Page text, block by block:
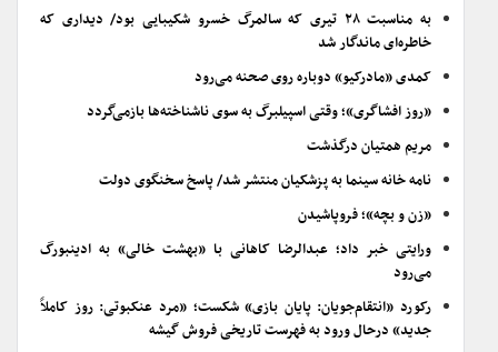
به مناسبت ۲۸ تیری که سالمرگ خسرو شکیبایی بود/ دیداری که
خاطره‌ای ماندگار شد
کمدی «مادرکیو» دوباره روی صحنه می‌رود
«روز افشاگری»؛ وقتی اسپیلبرگ به سوی ناشناخته‌ها بازمی‌گردد
مریم همتیان درگذشت
نامه خانه سینما به پزشکیان منتشر شد/ پاسخ سخنگوی دولت
«زن و بچه»؛ فروپاشیدن
ورایتی خبر داد؛ عبدالرضا کاهانی با «بهشت خالی» به ادینبورگ
می‌رود
رکورد «انتقام‌جویان: پایان بازی» شکست؛ «مرد عنکبوتی: روز کاملاً
جدید» درحال ورود به فهرست تاریخی فروش گیشه